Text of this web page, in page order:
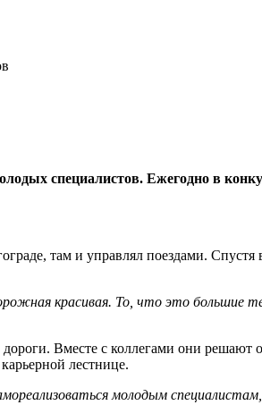
специалистов. Ежегодно в
там и управлял поездами. Спустя
красивая. То, что это большие
Вместе с коллегами они решают
лестнице.
молодым